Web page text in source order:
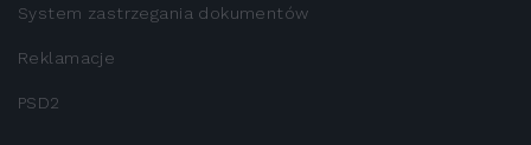
System zastrzegania dokumentów
Reklamacje
PSD2